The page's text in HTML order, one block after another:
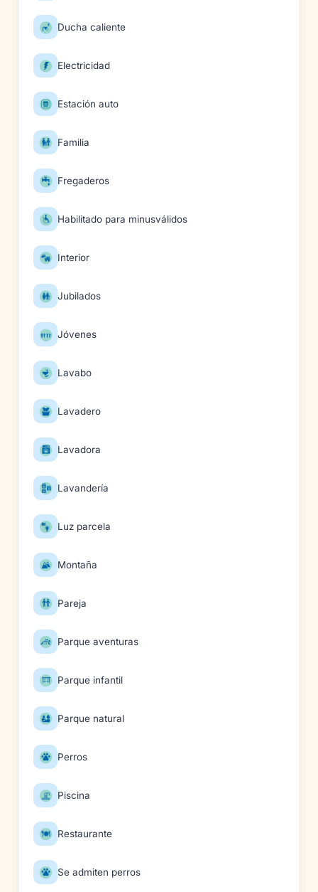
Ducha caliente
Electricidad
Estación auto
Familia
Fregaderos
Habilitado para minusválidos
Interior
Jubilados
Jóvenes
Lavabo
Lavadero
Lavadora
Lavandería
Luz parcela
Montaña
Pareja
Parque aventuras
Parque infantil
Parque natural
Perros
Piscina
Restaurante
Se admiten perros